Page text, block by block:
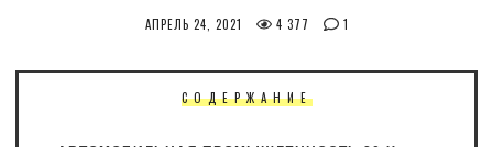
АПРЕЛЬ 24, 2021 4 377 1
СОДЕРЖАНИЕ